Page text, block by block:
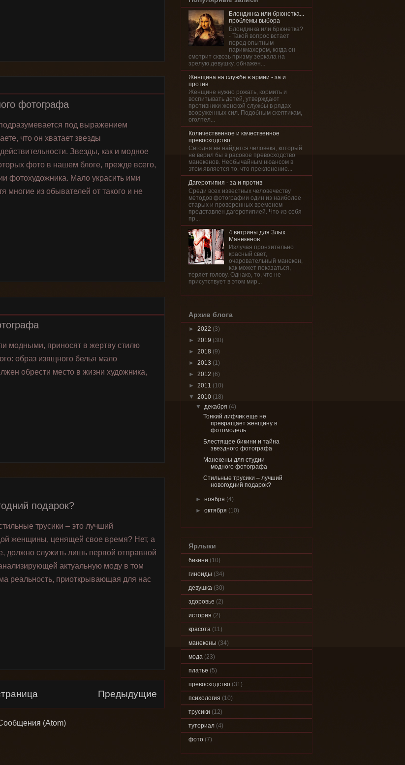
фотографа
под выражением
что он хватает звезды
Звезды, как и модное
фото в нашем блоге, прежде всего,
фотохудожника. Мало украсить ими
многие из обывателей от такого и не
модными, приносят в жертву стилю
образ изящного белья мало
обрести место в жизни художника,
подарок?
трусики – это лучший
женщины, ценящей свое время? Нет, а
должно служить лишь первой отправной
актуальную моду в том
реальность, приоткрывающая для нас
Предыдущие
(Atom)
Блондинка или брюнетка...
проблемы выбора
Блондинка или брюнетка?
- Такой вопрос встает
перед опытным
парикмахером, когда он
смотрит сквозь призму зеркала на
зрелую девушку, обнажен...
Женщина на службе в армии - за и
против
Женщине нужно рожать, кормить и
воспитывать детей, утверждают
противники женской службы в рядах
вооруженных сил. Подобным скептикам,
оголтел...
Количественное и качественное
превосходство
Сегодня не найдется человека, который
не верил бы в расовое превосходство
манекенов. Необычайным нюансом в
этом является то, что преклонение...
Дагеротипия - за и против
Среди всех известных человечеству
методов фотографии один из наиболее
старых и проверенных временем
представлен дагеротипией. Что из себя
пр...
4 витрины для Злых
Манекенов
Излучая пронзительно
красный свет,
очаровательный манекен,
как может показаться,
теряет голову. Однако, то, что не
присутствует в этом мир...
Архив блога
► 2022 (3)
► 2019 (30)
► 2018 (9)
► 2013 (1)
► 2012 (6)
► 2011 (10)
▼ 2010 (18)
▼ декабря (4)
Тонкий лифчик еще не
превращает женщину в
фотомодель
Блестящее бикини и тайна
звездного фотографа
Манекены для студии
модного фотографа
Стильные трусики – лучший
новогодний подарок?
►ноября (4)
►октября (10)
Ярлыки
бикини (10)
гиноиды (34)
девушка (30)
здоровье (2)
история (2)
красота (11)
манекены (34)
мода (23)
платье (5)
превосходство (31)
психология (10)
трусики (12)
туториал (4)
фото (7)